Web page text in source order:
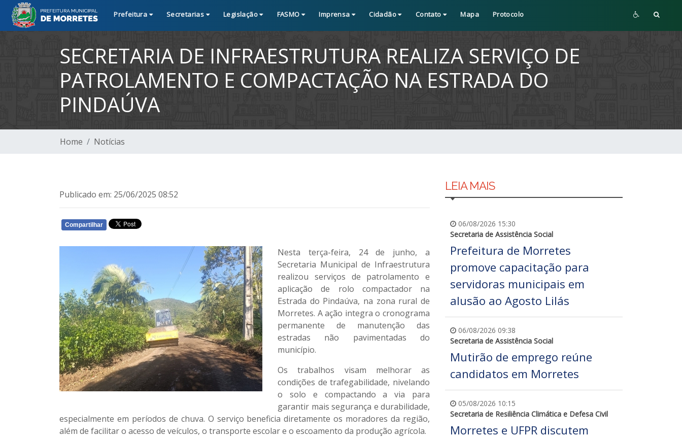
Prefeitura Secretarias Legislação FASMO Imprensa Cidadão Contato Mapa Protocolo
SECRETARIA DE INFRAESTRUTURA REALIZA SERVIÇO DE
PATROLAMENTO E COMPACTAÇÃO NA ESTRADA DO
PINDAÚVA
Home Notícias
Publicado em: 25/06/2025 08:52
Compartilhar
Nesta terça-feira, 24 de junho, a
Secretaria Municipal de Infraestrutura
realizou serviços de patrolamento e
aplicação de rolo compactadorna
Estrada do Pindaúva, na zona rural de
Morretes. A ação integra o cronograma
permanente de manutenção das
estradas não pavimentadas do
município.
Os trabalhos visam melhorar as
condições de trafegabilidade, nivelando
o solo e compactando a via para
garantir mais segurança e durabilidade,
especialmente em períodos de chuva. O serviço beneficia diretamente os moradores da região,
além de facilitar o acesso de veículos, o transporte escolar e o escoamento da produção agrícola.
LEIA MAIS
06/08/2026 15:30
Secretaria de Assistência Social
Prefeitura de Morretes
promove capacitação para
servidoras municipais em
alusão ao Agosto Lilás
06/08/2026 09:38
Secretaria de Assistência Social
Mutirão de emprego reúne
candidatos em Morretes
05/08/2026 10:15
Secretaria de Resiliência Climática e Defesa Civil
Morretes e UFPR discutem